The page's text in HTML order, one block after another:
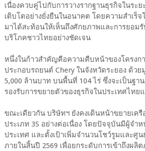
เนื่องควบคู่ไปกับการวางรากฐานธุรกิจในระย
เติบโตอย่างยั่งยืนในอนาคต โดยความสำเร็
มาได้สะท้อนให้เห็นถึงศักยภาพและการยอม
บริโภคชาวไทยอย่างชัดเจน
หนึ่งในก้าวสำคัญคือความคืบหน้าของโครงกา
ประกอบรถยนต์ Chery ในจังหวัดระยอง ด้วย
5,000 ล้านบาท บนพื้นที่ 104 ไร่ ซึ่งจะเป็นฐา
รองรับการขยายตัวของธุรกิจในประเทศไท
ขณะเดียวกัน บริษัทฯ ยังคงเดินหน้าขยายเค
ประเภท 3S อย่างต่อเนื่อง โดยปัจจุบันมีผู้จำ
ประเทศ และตั้งเป้าเพิ่มจำนวนโชว์รูมและศู
ภายในสิ้นปี 2569 เพื่อยกระดับการเข้าถึงผ